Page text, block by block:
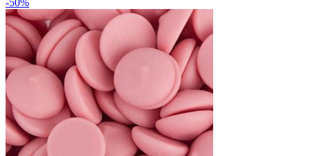
1100₽
–
4980₽
-50%